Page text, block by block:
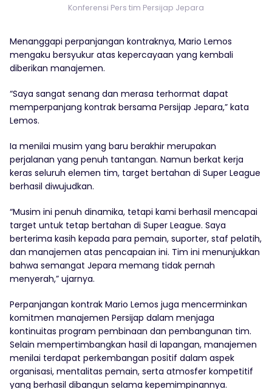
Konferensi Pers tim Persijap Jepara
Menanggapi perpanjangan kontraknya, Mario Lemos
mengaku bersyukur atas kepercayaan yang kembali
diberikan manajemen.
“Saya sangat senang dan merasa terhormat dapat
memperpanjang kontrak bersama Persijap Jepara,” kata
Lemos.
Ia menilai musim yang baru berakhir merupakan
perjalanan yang penuh tantangan. Namun berkat kerja
keras seluruh elemen tim, target bertahan di Super League
berhasil diwujudkan.
“Musim ini penuh dinamika, tetapi kami berhasil mencapai
target untuk tetap bertahan di Super League. Saya
berterima kasih kepada para pemain, suporter, staf pelatih,
dan manajemen atas pencapaian ini. Tim ini menunjukkan
bahwa semangat Jepara memang tidak pernah
menyerah,” ujarnya.
Perpanjangan kontrak Mario Lemos juga mencerminkan
komitmen manajemen Persijap dalam menjaga
kontinuitas program pembinaan dan pembangunan tim.
Selain mempertimbangkan hasil di lapangan, manajemen
menilai terdapat perkembangan positif dalam aspek
organisasi, mentalitas pemain, serta atmosfer kompetitif
yang berhasil dibangun selama kepemimpinannya.